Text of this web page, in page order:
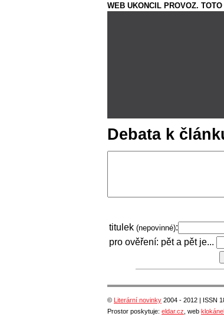
WEB UKONCIL PROVOZ.
Debata k
titulek (nepovinné):
pro ověření: pět a pět je...
© Literární novinky 2004 - 2012 | ISSN
Prostor poskytuje: eldar.cz , web